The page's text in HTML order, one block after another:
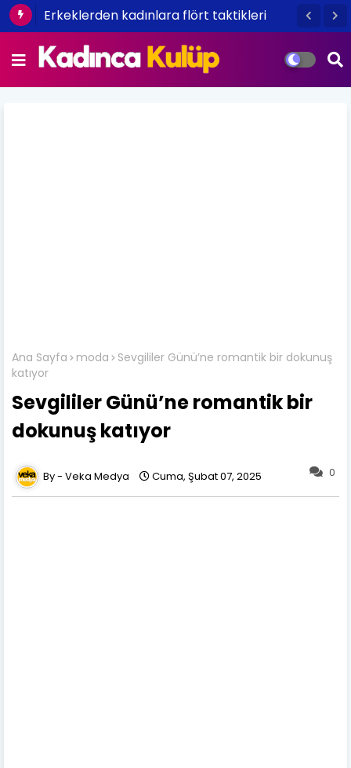
Tepeden tırnağa kışa hazırlık bakımı
Ana Sayfa moda
Sevgililer Günü’ne romantik bir dokunuş
katıyor
Sevgililer Günü’ne romantik bir
dokunuş katıyor
0
Veka Medya Cuma, Şubat 07, 2025